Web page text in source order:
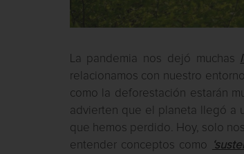
La pandemia nos dejó muchas
relacionamos con nuestro
como la deforestación estarán
advierten que el planeta llegó a
que hemos perdido. Hoy, solo
entender conceptos como